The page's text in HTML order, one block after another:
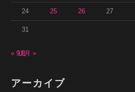
24 25 26 27
31
« 9月
11月 »
アーカイブ